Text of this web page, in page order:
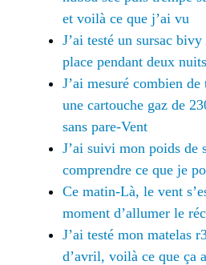
et voilà ce que j’ai vu
J’ai testé un sursac
place pendant deux
J’ai mesuré combien
une cartouche gaz de
sans pare-Vent
J’ai suivi mon poids de
comprendre ce que je
Ce matin-Là, le vent
moment d’allumer le
J’ai testé mon matelas
d’avril, voilà ce que ça